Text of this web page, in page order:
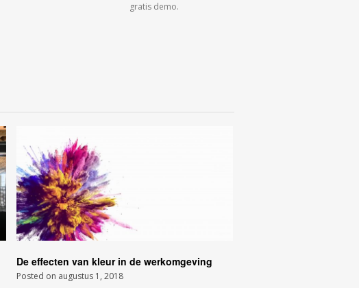
gratis demo.
De effecten van kleur in de werkomgeving
Posted on augustus 1, 2018